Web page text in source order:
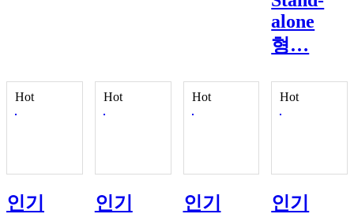
alone
형…
Hot
인기
Hot
인기
Hot
인기
Hot
인기